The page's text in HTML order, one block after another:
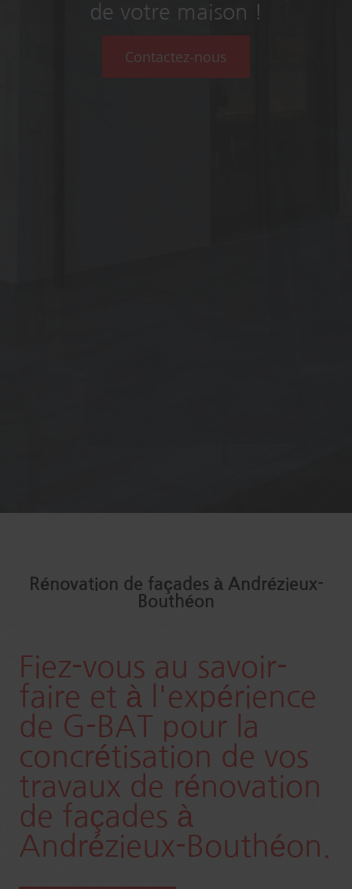
de votre maison !
Contactez-nous
Rénovation de façades à Andrézieux-
Bouthéon
Fiez-vous au savoir-
faire et à l'expérience
de G-BAT pour la
concrétisation de vos
travaux de rénovation
de façades à
Andrézieux-Bouthéon.